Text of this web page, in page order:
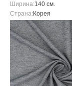
Ширина:140 см.
Страна:Корея